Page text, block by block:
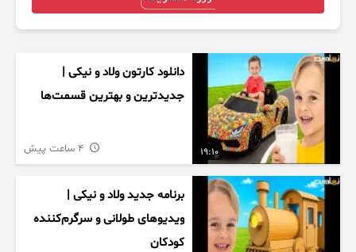
19:10
دانلود کارتون ولاد و نیکی |
جدیدترین و بهترین قسمت‌ها
برنامه جدید ولاد و نیکی |
ویدیوهای طولانی و سرگرم‌کننده
کودکان